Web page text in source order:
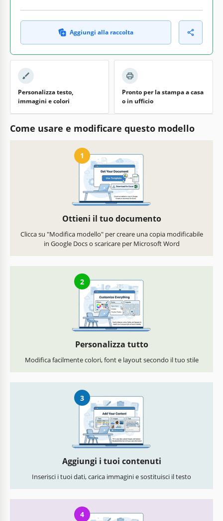
Aggiungi alla raccolta
Personalizza testo,
immagini e colori
Pronto per la stampa a casa
o in ufficio
Come usare e modificare questo modello
1
Ottieni il tuo documento
Clicca su "Modifica modello" per creare una copia modificabile
in Google Docs o scaricare per Microsoft Word
2
Personalizza tutto
Modifica facilmente colori, font e layout secondo il tuo stile
3
Aggiungi i tuoi contenuti
Inserisci i tuoi dati, carica immagini e sostituisci il testo
4